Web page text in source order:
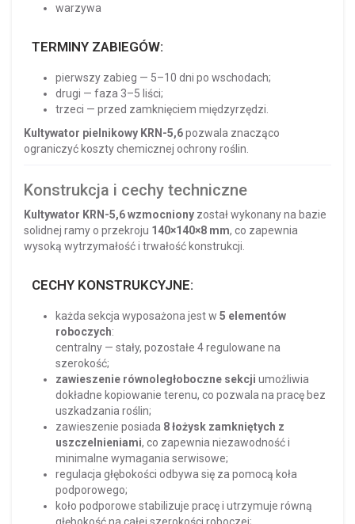
warzywa
TERMINY ZABIEGÓW:
pierwszy zabieg — 5–10 dni po wschodach;
drugi — faza 3–5 liści;
trzeci — przed zamknięciem międzyrzędzi.
Kultywator pielnikowy KRN-5,6pozwala znacząco
ograniczyć koszty chemicznej ochrony roślin.
Konstrukcja i cechy techniczne
Kultywator KRN-5,6 wzmocniony został wykonany na bazie
solidnej ramy o przekroju 140×140×8 mm, co zapewnia
wysoką wytrzymałość i trwałość konstrukcji.
CECHY KONSTRUKCYJNE:
każda sekcja wyposażona jest w 5 elementów
roboczych:
centralny — stały, pozostałe 4 regulowane na
szerokość;
zawieszenie równoległoboczne sekcji umożliwia
dokładne kopiowanie terenu, co pozwala na pracę bez
uszkadzania roślin;
zawieszenie posiada 8 łożysk zamkniętych z
uszczelnieniami, co zapewnia niezawodność i
minimalne wymagania serwisowe;
regulacja głębokości odbywa się za pomocą koła
podporowego;
koło podporowe stabilizuje pracę i utrzymuje równą
głębokość na całej szerokości roboczej;